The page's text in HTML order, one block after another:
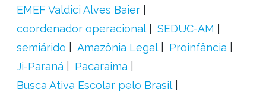
EMEF Valdici Alves Baier
coordenador operacional
SEDUC-AM
semiárido
Amazônia Legal
Proinfância
Ji-Paraná
Pacaraima
Busca Ativa Escolar pelo Brasil